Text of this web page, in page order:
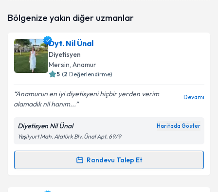
oluşturun. Size bu uzmandan randevu almanız için bir
E-posta Adresiniz
Kişisel verilerimin işlenmesine ilişkinAydınlatma
Metni'ni okudum ve kişisel verilerimin belirtilen
Bölgenize yakın diğer uzmanlar
Dyt. Nil Ünal
Diyetisyen
Mersin, Anamur
5 (2 Değerlendirme)
Anamurun en iyi diyetisyeni hiçbir yerden verim
alamadık nil hanım...
Devamı
Diyetisyen Nil Ünal Haritada Göster
Yeşilyurt Mah. Atatürk Blv. Ünal Apt. 69/9
Randevu Talep Et
Randevu Takvimi Talebi